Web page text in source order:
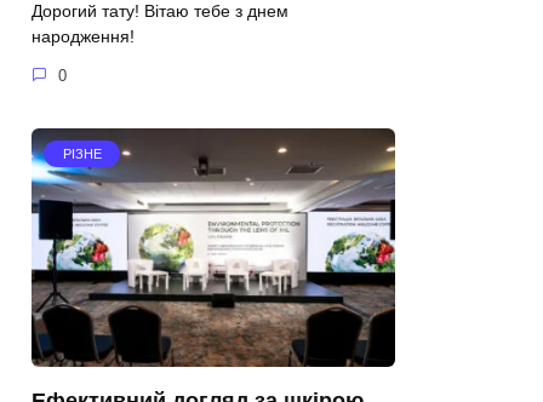
Дорогий тату! Вітаю тебе з днем
народження!
0
РІЗНЕ